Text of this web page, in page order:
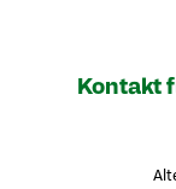
Kontakt